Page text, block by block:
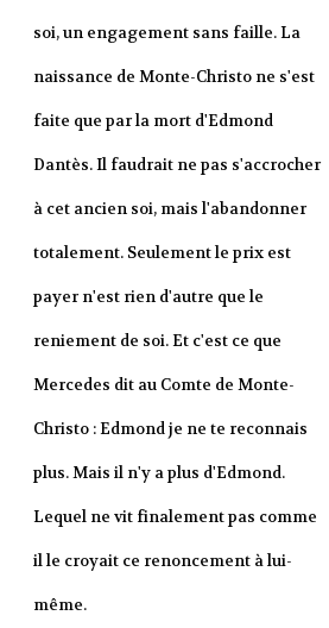
soi, un engagement sans faille. La
naissance de Monte-Christo ne s'est
faite que par la mort d'Edmond
Dantès. Il faudrait ne pas s'accrocher
à cet ancien soi, mais l'abandonner
totalement. Seulement le prix est
payer n'est rien d'autre que le
reniement de soi. Et c'est ce que
Mercedes dit au Comte de Monte-
Christo : Edmond je ne te reconnais
plus. Mais il n'y a plus d'Edmond.
Lequel ne vit finalement pas comme
il le croyait ce renoncement à lui-
même.